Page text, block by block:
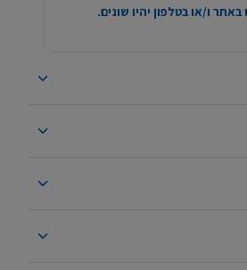
באתר ו/או בטלפון יהיו שונים.